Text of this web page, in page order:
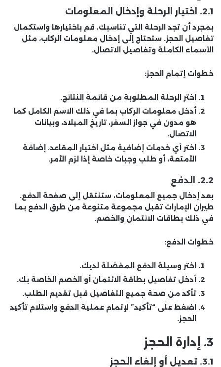
2.1. اختيار الرحلة وإدخال المعلومات
بمجرد أن تجد الرحلة التي تناسبك، قم باختيارها واستكمال
تفاصيل الحجز. ستحتاج إلى إدخال معلومات الركاب، مثل
الأسماء الكاملة وتفاصيل الاتصال.
خطوات إتمام الحجز:
اختر الرحلة المطلوبة من قائمة النتائج.
أدخل معلومات الركاب بما في ذلك الاسم الكامل كما
هو مدون في جواز السفر، تاريخ الميلاد، وبيانات
الاتصال.
اختر أي خدمات إضافية مثل اختيار المقاعد، إضافة
الأمتعة، أو طلب وجبات خاصة إذا لزم الأمر.
2.2. الدفع
بعد إدخال جميع المعلومات، ستنتقل إلى صفحة الدفع.
طيران الإمارات تقبل مجموعة متنوعة من طرق الدفع بما
في ذلك بطاقات الائتمان والخصم.
خطوات الدفع:
اختر وسيلة الدفع المفضلة لديك.
أدخل تفاصيل بطاقة الائتمان أو الخصم الخاصة بك.
تأكد من صحة جميع التفاصيل قبل تقديم الطلب.
اضغط على “تأكيد” لإتمام عملية الدفع واستلام تأكيد
الحجز.
3. إدارة الحجز
3.1. تعديل أو إلغاء الحجز